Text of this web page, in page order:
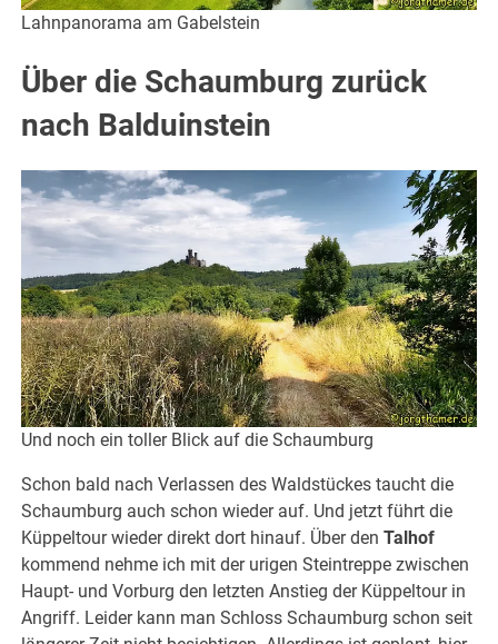
Lahnpanorama am Gabelstein
Über die Schaumburg zurück
nach Balduinstein
Und noch ein toller Blick auf die Schaumburg
Schon bald nach Verlassen des Waldstückes taucht die
Schaumburg auch schon wieder auf. Und jetzt führt die
Küppeltour wieder direkt dort hinauf. Über denTalhof
kommend nehme ich mit der urigen Steintreppe zwischen
Haupt- und Vorburg den letzten Anstieg der Küppeltour in
Angriff. Leider kann man Schloss Schaumburg schon seit